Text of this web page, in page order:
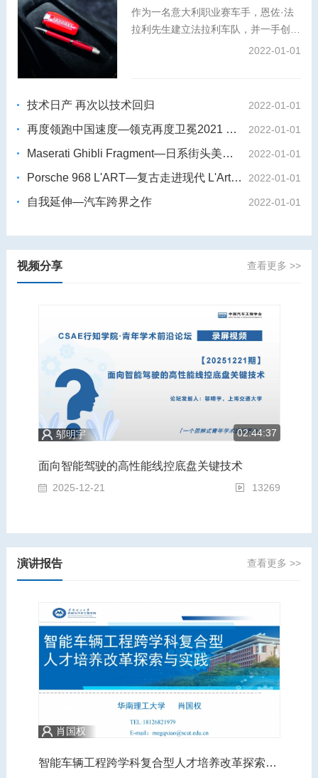
作为一名意大利职业赛车手，恩佐·法
拉利先生建立法拉利车队，并一手创办
了法拉利汽车品牌。秉承对卓越工艺与
赛车手与工程奇才的故事娓娓道来。
2022-01-01
技术日产 再次以技术回归 2022-01-01
再度领跑中国速度—领克再度卫冕2021 WTCR世界杯 2022-01-01
Maserati Ghibli Fragment—日系街头美学 藤原浩 X玛莎拉蒂Ghibli 2022-01-01
Porsche 968 L'ART—复古走进现代 L'Art de L'Automobile X保时捷968 2022-01-01
自我延伸—汽车跨界之作 2022-01-01
视频分享 查看更多 >>
邬明宇 02:44:37
面向智能驾驶的高性能线控底盘关键技术
2025-12-21 13269
演讲报告 查看更多 >>
肖国权
智能车辆工程跨学科复合型人才培养改革探索与实践